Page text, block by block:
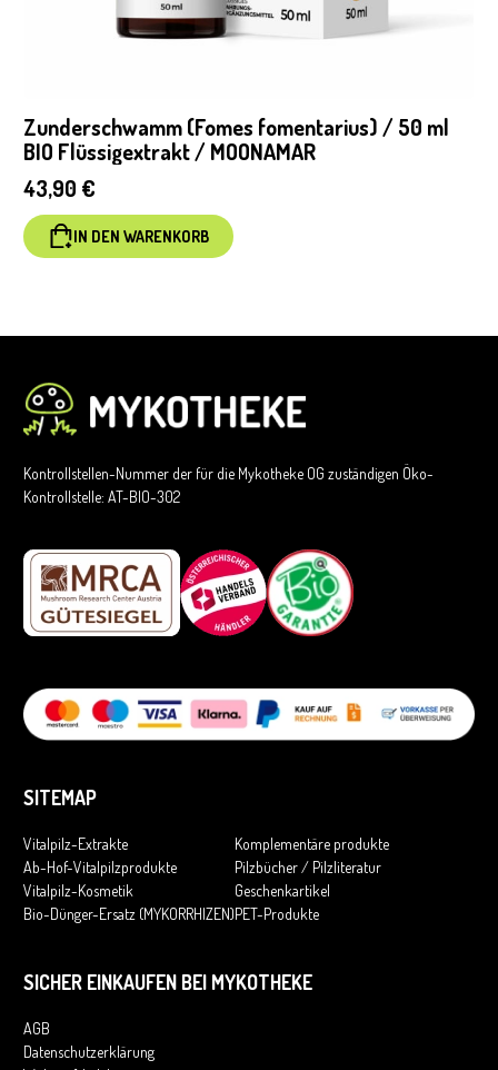
Zunderschwamm (Fomes fomentarius) / 50 ml
BIO Flüssigextrakt / MOONAMAR
43,90 €
IN DEN WARENKORB
Kontrollstellen-Nummer der für die Mykotheke OG zuständigen Öko-
Kontrollstelle: AT-BIO-302
SITEMAP
Vitalpilz-Extrakte
Ab-Hof-Vitalpilzprodukte
Vitalpilz-Kosmetik
Bio-Dünger-Ersatz (MYKORRHIZEN)
Komplementäre produkte
Pilzbücher / Pilzliteratur
Geschenkartikel
PET-Produkte
SICHER EINKAUFEN BEI MYKOTHEKE
AGB
Datenschutzerklärung